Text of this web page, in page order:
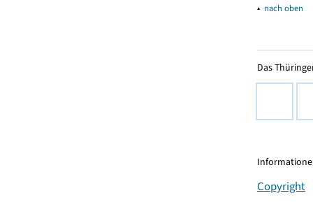
▴ nach oben
Das
Copyright